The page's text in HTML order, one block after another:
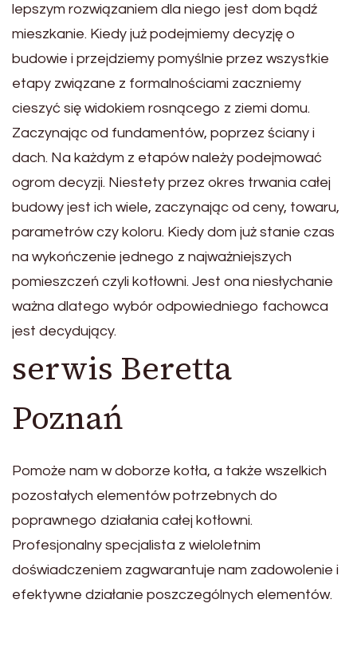
lepszym rozwiązaniem dla niego jest dom bądź
mieszkanie. Kiedy już podejmiemy decyzję o
budowie i przejdziemy pomyślnie przez wszystkie
etapy związane z formalnościami zaczniemy
cieszyć się widokiem rosnącego z ziemi domu.
Zaczynając od fundamentów, poprzez ściany i
dach. Na każdym z etapów należy podejmować
ogrom decyzji. Niestety przez okres trwania całej
budowy jest ich wiele, zaczynając od ceny, towaru,
parametrów czy koloru. Kiedy dom już stanie czas
na wykończenie jednego z najważniejszych
pomieszczeń czyli kotłowni. Jest ona niesłychanie
ważna dlatego wybór odpowiedniego fachowca
jest decydujący.
serwis Beretta
Poznań
Pomoże nam w doborze kotła, a także wszelkich
pozostałych elementów potrzebnych do
poprawnego działania całej kotłowni.
Profesjonalny specjalista z wieloletnim
doświadczeniem zagwarantuje nam zadowolenie i
efektywne działanie poszczególnych elementów.